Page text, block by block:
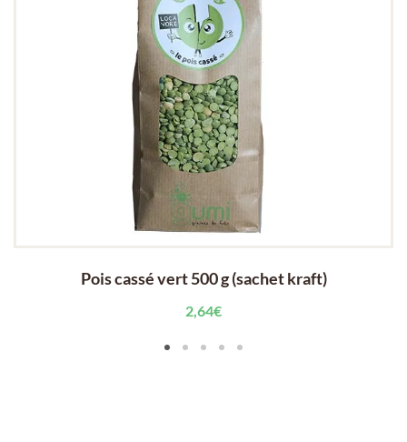
Pois cassé vert 500 g (sachet kraft)
2,64€